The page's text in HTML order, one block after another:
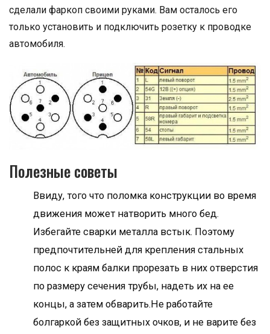
сделали фаркоп своими руками. Вам осталось его
только установить и подключить розетку к проводке
автомобиля.
Полезные советы
Ввиду, того что поломка конструкции во время
движения может натворить много бед.
Избегайте сварки металла встык. Поэтому
предпочтительней для крепления стальных
полос к краям балки прорезать в них отверстия
по размеру сечения трубы, надеть их на ее
концы, а затем обварить.Не работайте
болгаркой без защитных очков, и не варите без